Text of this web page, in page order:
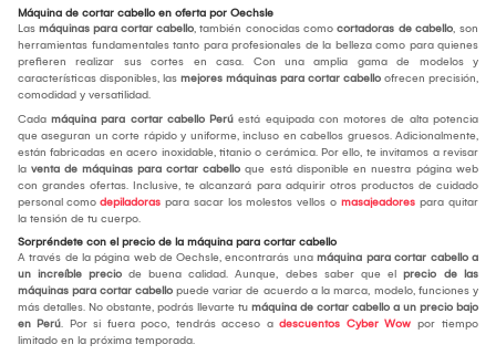
Máquina de cortar cabello en oferta por Oechsle
Las máquinas para cortar cabello, también conocidas como cortadoras de cabello, son
herramientas fundamentales tanto para profesionales de la belleza como para quienes
prefieren realizar sus cortes en casa. Con una amplia gama de modelos y
características disponibles, las mejores máquinas para cortar cabello ofrecen precisión,
comodidad y versatilidad.
Cada máquina para cortar cabello Perú está equipada con motores de alta potencia
que aseguran un corte rápido y uniforme, incluso en cabellos gruesos. Adicionalmente,
están fabricadas en acero inoxidable, titanio o cerámica. Por ello, te invitamos a revisar
la venta de máquinas para cortar cabello que está disponible en nuestra página web
con grandes ofertas. Inclusive, te alcanzará para adquirir otros productos de cuidado
personal como depiladoras para sacar los molestos vellos o masajeadores para quitar
la tensión de tu cuerpo.
Sorpréndete con el precio de la máquina para cortar cabello
A través de la página web de Oechsle, encontrarás una máquina para cortar cabello a
un increíble precio de buena calidad. Aunque, debes saber que el precio de las
máquinas para cortar cabello puede variar de acuerdo a la marca, modelo, funciones y
más detalles. No obstante, podrás llevarte tu máquina de cortar cabello a un precio bajo
en Perú. Por si fuera poco, tendrás acceso a descuentos Cyber Wow por tiempo
limitado en la próxima temporada.